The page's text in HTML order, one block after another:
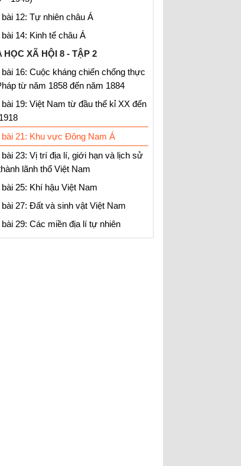
bài 12: Tự nhiên châu Á
bài 14: Kinh tế châu Á
HỌC XÃ HỘI 8 - TẬP 2
bài 16: Cuộc kháng chiến chống thực
từ năm 1858 đến năm 1884
bài 19: Việt Nam từ đầu thế kỉ XX đến
bài 21: Khu vực Đông Nam Á
bài 23: Vị trí địa lí, giới hạn và lịch sử
lãnh thổ Việt Nam
bài 25: Khí hậu Việt Nam
bài 27: Đất và sinh vật Việt Nam
bài 29: Các miền địa lí tự nhiên